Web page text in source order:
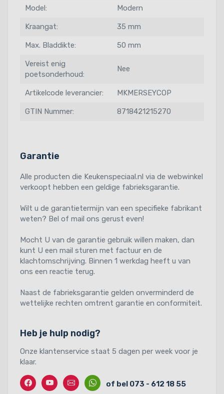
Model: Modern
Kraangat: 35 mm
Max. Bladdikte: 50 mm
Vereist enig
poetsonderhoud:
Nee
Artikelcode leverancier: MKMERSEYCOP
GTIN Nummer: 8718421215270
Garantie
Alle producten die Keukenspeciaal.nl via de webwinkel
verkoopt hebben een geldige fabrieksgarantie.
Wilt u de garantietermijn van een specifieke fabrikant
weten? Bel of mail ons gerust even!
Mocht U van de garantie gebruik willen maken, dan
kunt U een mail sturen met factuur en de
klachtomschrijving. Binnen 1 werkdag heeft u van
ons een reactie terug.
Naast de fabrieksgarantie gelden onverminderd de
wettelijke rechten omtrent garantie en conformiteit.
Heb je hulp nodig?
Onze klantenservice staat 5 dagen per week voor je
klaar.
Facebook
TwitterContactWhatssapp
of bel 073 - 612 18 55